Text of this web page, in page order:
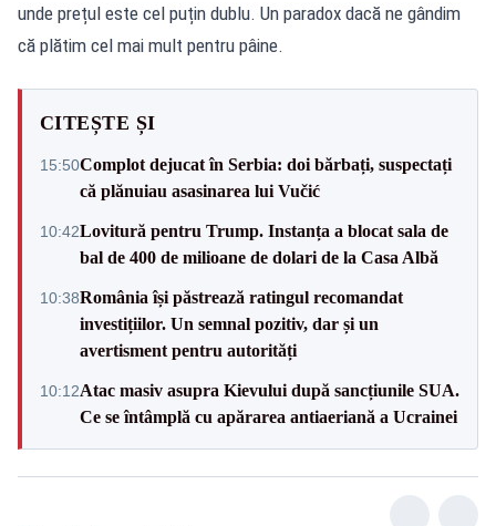
unde prețul este cel puțin dublu. Un paradox dacă ne gândim
că plătim cel mai mult pentru pâine.
CITEȘTE ȘI
15:50Complot dejucat în Serbia: doi bărbați, suspectați
că plănuiau asasinarea lui Vučić
10:42Lovitură pentru Trump. Instanța a blocat sala de
bal de 400 de milioane de dolari de la Casa Albă
10:38România își păstrează ratingul recomandat
investițiilor. Un semnal pozitiv, dar și un
avertisment pentru autorități
10:12Atac masiv asupra Kievului după sancțiunile SUA.
Ce se întâmplă cu apărarea antiaeriană a Ucrainei